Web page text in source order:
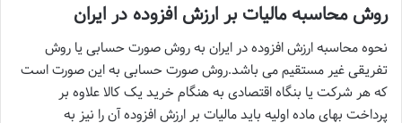
روش محاسبه مالیات بر ارزش افزوده در ایران
نحوه محاسبه ارزش افزوده در ایران به روش صورت حسابی یا روش
تفریقی غیر مستقیم می باشد.روش صورت حسابی به این صورت است
که هر شرکت یا بنگاه اقتصادی به هنگام خرید یک کالا علاوه بر
پرداخت بهای ماده اولیه باید مالیات بر ارزش افزوده آن را نیز به